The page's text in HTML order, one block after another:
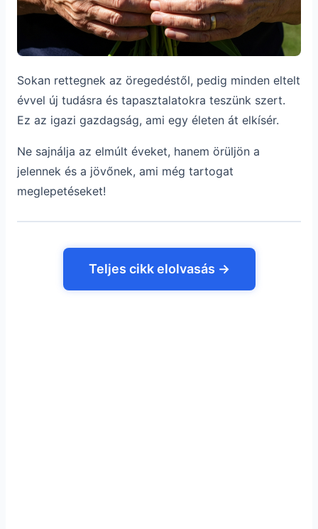
Sokan rettegnek az öregedéstől, pedig minden eltelt
évvel új tudásra és tapasztalatokra teszünk szert.
Ez az igazi gazdagság, ami egy életen át elkísér.
Ne sajnálja az elmúlt éveket, hanem örüljön a
jelennek és a jövőnek, ami még tartogat
meglepetéseket!
Teljes cikk elolvasás →